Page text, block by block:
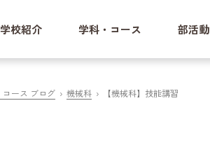
学校紹介 学科・コース 部活動
コース ブログ 機械科 【機械科】技能講習